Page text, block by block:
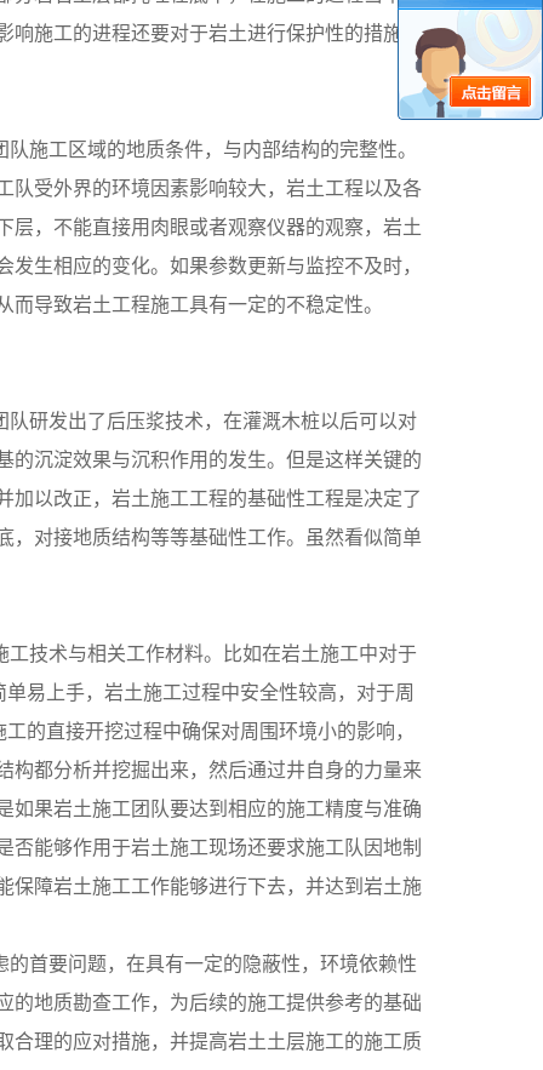
响施工的进程还要对于岩土进行保护性的措施，
施工区域的地质条件，与内部结构的完整性。
队受外界的环境因素影响较大，岩土工程以及各
层，不能直接用肉眼或者观察仪器的观察，岩土
生相应的变化。如果参数更新与监控不及时，
导致岩土工程施工具有一定的不稳定性。
研发出了后压浆技术，在灌溉木桩以后可以对
的沉淀效果与沉积作用的发生。但是这样关键的
以改正，岩土施工工程的基础性工程是决定了
，对接地质结构等等基础性工作。虽然看似简单
技术与相关工作材料。比如在岩土施工中对于
易上手，岩土施工过程中安全性较高，对于周
的直接开挖过程中确保对周围环境小的影响，
构都分析并挖掘出来，然后通过井自身的力量来
如果岩土施工团队要达到相应的施工精度与准确
能够作用于岩土施工现场还要求施工队因地制
保障岩土施工工作能够进行下去，并达到岩土施
首要问题，在具有一定的隐蔽性，环境依赖性
的地质勘查工作，为后续的施工提供参考的基础
合理的应对措施，并提高岩土土层施工的施工质